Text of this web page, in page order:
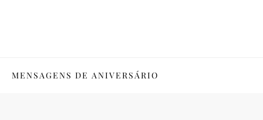
MENSAGENS DE ANIVERSÁRIO